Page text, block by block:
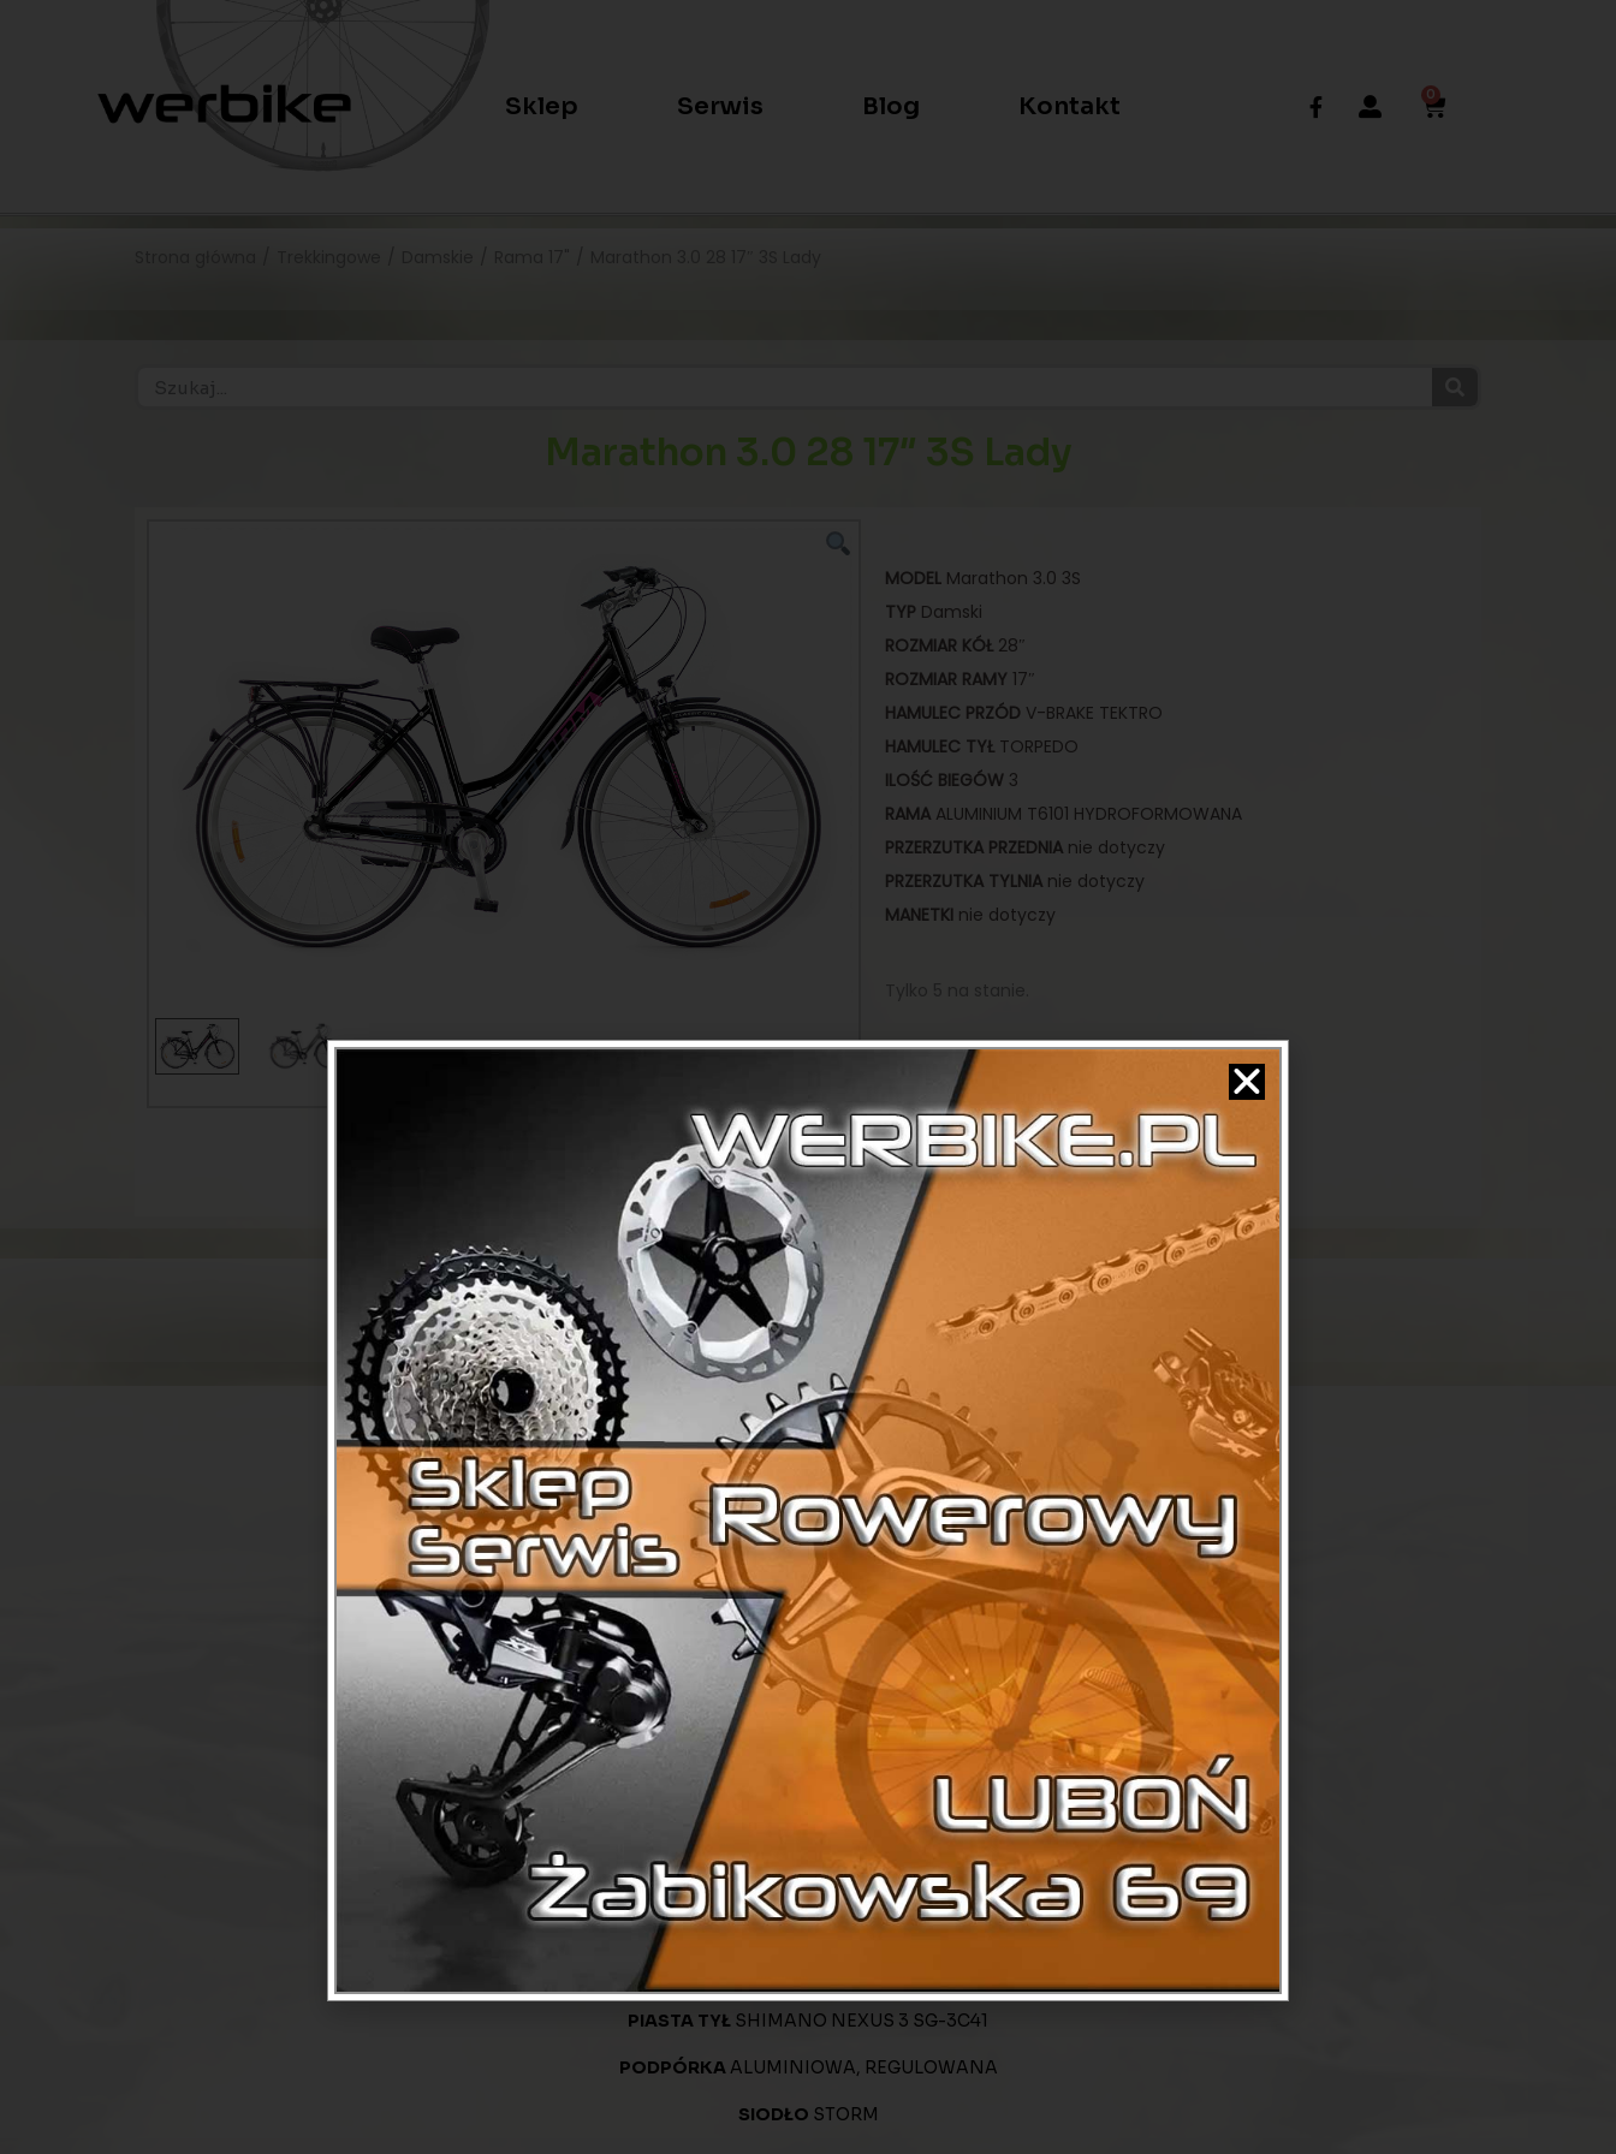
Sklep Serwis Blog Kontakt 0
Marathon 3.0 28 17″ 3S Lady
MODEL Marathon 3.0 3S
TYP Damski
ROZMIAR KÓŁ 28″
ROZMIAR RAMY 17″
HAMULEC PRZÓD V-BRAKE TEKTRO
HAMULEC TYŁ TORPEDO
ILOŚĆ BIEGÓW 3
RAMA ALUMINIUM T6101 HYDROFORMOWANA
PRZERZUTKA PRZEDNIA nie dotyczy
PRZERZUTKA TYLNIA nie dotyczy
MANETKI nie dotyczy
1899,00
Dodaj do koszyka
Kategorie Rama 17"
Sprawdź dostępność:
+ 48 575 198 021
DANE TECHNICZNE
CHWYTYHERRMANS
KASETA WOLNOBIEG nie dotyczy
KIEROWNICASTORM ALUMINIOWA 620 MM
KORBA ALUMINIOWA 38T/170 mm
ŁANCUCHKMC C-410
OBRĘCZ STORM ALUMINIOWA, DWUKOMOROWA, WZMACNIANA
OPONA CST, OTIS 700X40C
OSŁONA ŁAŃCUCHA STORM
OŚWIETLENIEPRZÓDSMART Z SENSOREM ZMIERZCHU 20 LUX +TYŁ SMART BATERYJNE
PEDAŁYPF-830A
PIASTA PRZÓD
PIASTA TYŁ SHIMANO NEXUS 3 SG-3C41
PODPÓRKA ALUMINIOWA, REGULOWANA
SIODŁO STORM